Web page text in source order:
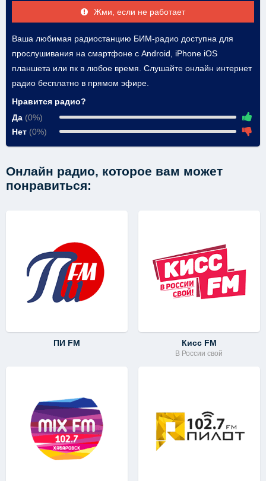
Жми, если не работает
Ваша любимая радиостанцию БИМ-радио доступна для
прослушивания на смартфоне с Android, iPhone iOS
планшета или пк в любое время. Слушайте онлайн интернет
радио бесплатно в прямом эфире.
Нравится радио?
Да (0%)
Нет (0%)
Онлайн радио, которое вам может
понравиться:
ПИ FM Кисс FM
В России свой